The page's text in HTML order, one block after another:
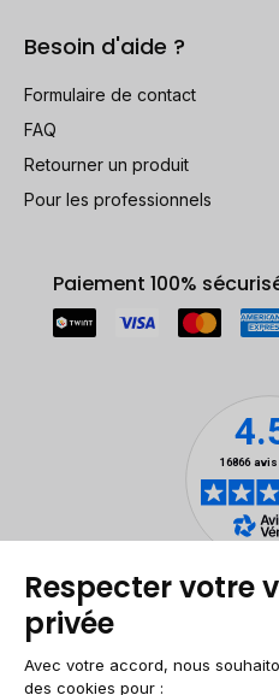
Besoin d'aide ?
Formulaire de contact
FAQ
Retourner un produit
Pour les professionnels
Paiement 100%
Mentions légales